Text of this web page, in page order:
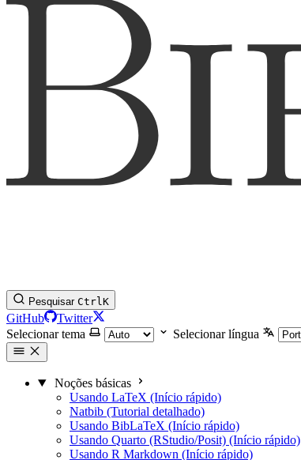
Pesquisar CtrlK
GitHub
Twitter
Selecionar tema
Selecionar língua
Noções básicas
Usando LaTeX (Início rápido)
Natbib (Tutorial detalhado)
Usando BibLaTeX (Início rápido)
Usando Quarto (RStudio/Posit) (Início rápido)
Usando R Markdown (Início rápido)